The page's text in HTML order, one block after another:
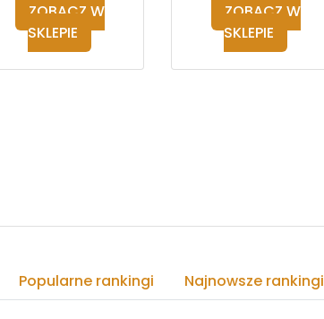
ZOBACZ W
SKLEPIE
ZOBACZ W
SKLEPIE
Popularne rankingi Najnowsze rankingi